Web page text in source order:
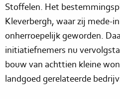
Stoffelen. Het
Kleverbergh, waar zij mede-
onherroepelijk geworden.
initiatiefnemers nu
bouw van achttien kleine
landgoed gerelateerde